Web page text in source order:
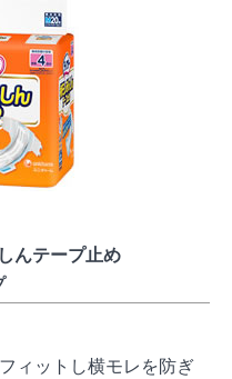
んテープ止め
ィットし横モレを防ぎ